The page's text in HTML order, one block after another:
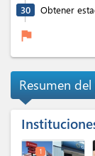
30
Obtener
flag
Resumen
1